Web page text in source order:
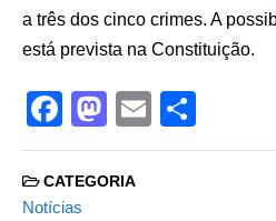
a três dos cinco crimes. A
está prevista na Constituição.
F
a
c
M
a
st
E
m h
CATEGORIA
Notícias